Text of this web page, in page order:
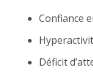
Confiance
Déficit